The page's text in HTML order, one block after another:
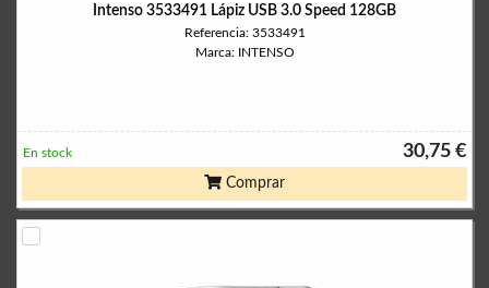
Intenso 3533491 Lápiz USB 3.0 Speed 128GB
Referencia: 3533491
Marca: INTENSO
30,75 €
En stock
Comprar